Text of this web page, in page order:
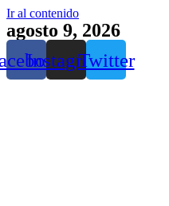
Ir al contenido
agosto 9, 2026
InstagramTwitter